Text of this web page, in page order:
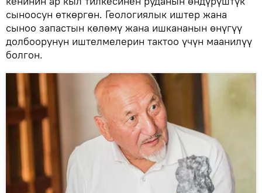
сыноосун өткөргөн. Геологиялык иштер жана
сыноо запастын көлөмү жана ишкананын өнүгүү
долбоорунун иштелмелерин тактоо үчүн маанилүү
болгон.